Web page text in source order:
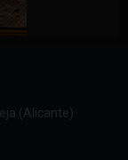
(Alicante)